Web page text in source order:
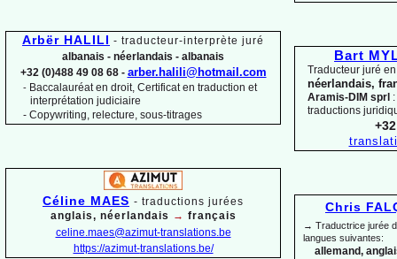
Bart
Traducteur juré en
néerlandais,
Aramis-DIM sprl
traductions
Chris
→ Traductrice jurée
langues suivantes:
allemand,
Arbër HALILI - traducteur-interprète juré
albanais - néerlandais - albanais
+32 (0)488 49 08 68 - arber.halili@hotmail.com
- Baccalauréat en droit, Certificat en traduction et
interprétation judiciaire
- Copywriting, relecture, sous-titrages
Céline MAES - traductions jurées
anglais, néerlandais → français
celine.maes@azimut-translations.be
https://azimut-translations.be/